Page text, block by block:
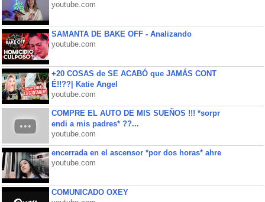
youtube.com
SAMANTA DE BAKE OFF - Analizando
youtube.com
+20 COSAS de SE ACABÓ que JAMÁS CONT
É!!??| Katie Angel
youtube.com
COMPRE EL AUTO DE MIS SUEÑOS !!! *sorpr
endi a mis padres* ??...
youtube.com
encerrada en el ascensor *por dos horas* ahre
youtube.com
COMUNICADO OXEY